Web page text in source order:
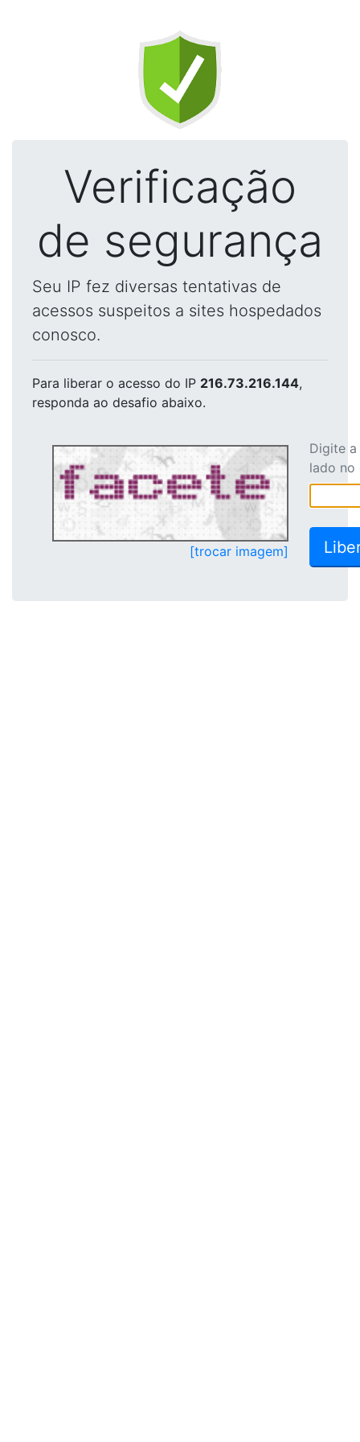
Verificação
de segurança
Seu IP fez diversas tentativas de
acessos suspeitos a sites hospedados
conosco.
Para liberar o acesso do IP 216.73.216.144,
responda ao desafio abaixo.
[trocar imagem]
Digite
lado no